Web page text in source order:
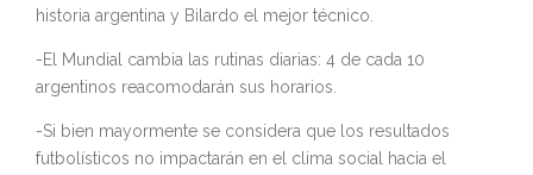
historia argentina y Bilardo el mejor técnico.
-El Mundial cambia las rutinas diarias: 4 de cada 10
argentinos reacomodarán sus horarios.
-Si bien mayormente se considera que los resultados
futbolísticos no impactarán en el clima social hacia el